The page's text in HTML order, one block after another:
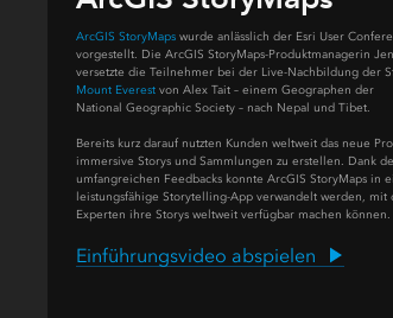
ArcGIS StoryMaps wurde anlässlich der Esri User
vorgestellt. Die ArcGIS StoryMaps-Produktmanagerin
versetzte die Teilnehmer bei der Live-Nachbildung der
Mount Everest von Alex Tait – einem Geographen der
National Geographic Society – nach Nepal und Tibet.
Bereits kurz darauf nutzten Kunden weltweit das neue
immersive Storys und Sammlungen zu erstellen. Dank
umfangreichen Feedbacks konnte ArcGIS StoryMaps in
leistungsfähige Storytelling-App verwandelt werden, mit
Experten ihre Storys weltweit verfügbar machen können.
Einführungsvideo abspielen